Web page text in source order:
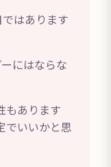
はあります
にはならな
もあります
でいいかと思